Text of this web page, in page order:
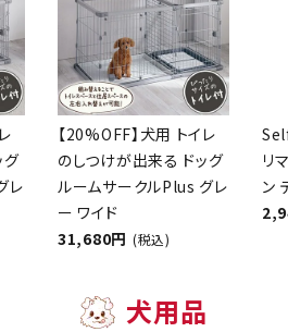
グ
レ
【20%OFF】犬用 トイレ
のしつけが出来る ドッグ
ルームサークルPlus グレ
ー ワイド
31,680円 (税込)
リ
ン
犬用品